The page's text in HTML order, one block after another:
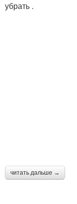
убрать .
читать дальше →